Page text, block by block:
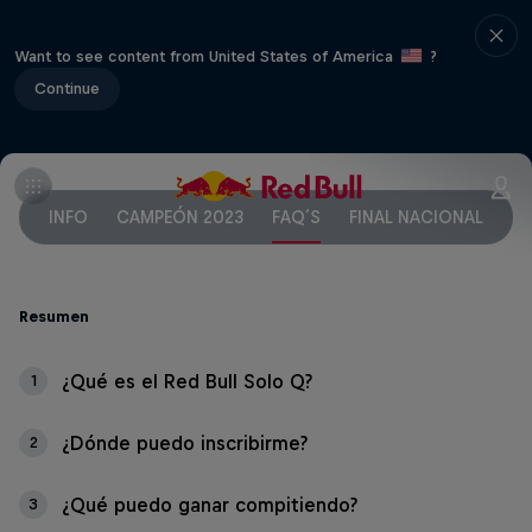
Want to see content from United States of America
?
Continue
INFO CAMPEÓN 2023 FAQ´S FINAL NACIONAL
Resumen
1 ¿Qué es el Red Bull Solo Q?
2 ¿Dónde puedo inscribirme?
3 ¿Qué puedo ganar compitiendo?